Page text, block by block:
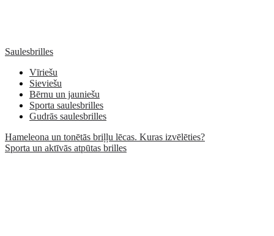
Saulesbrilles
Vīriešu
Sieviešu
Bērnu un jauniešu
Sporta saulesbrilles
Gudrās saulesbrilles
Hameleona un tonētās briļļu lēcas. Kuras izvēlēties?
Sporta un aktīvās atpūtas brilles